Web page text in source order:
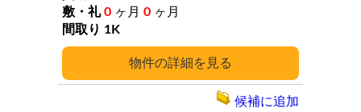
詳細
0 ヶ月 0 ヶ月
1K
候補に追加